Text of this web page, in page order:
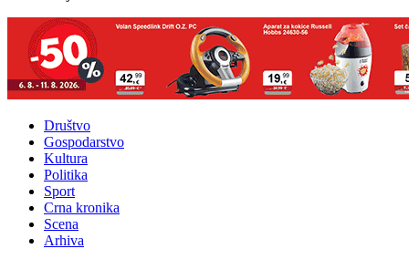
Društvo
Gospodarstvo
Kultura
Politika
Sport
Crna kronika
Scena
Arhiva